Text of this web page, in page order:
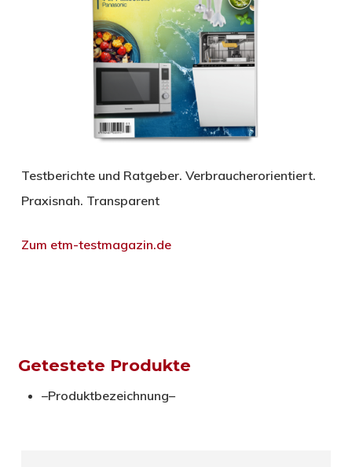
Testberichte und Ratgeber. Verbraucherorientiert.
Praxisnah. Transparent
Zum etm-testmagazin.de
Getestete Produkte
–Produktbezeichnung–